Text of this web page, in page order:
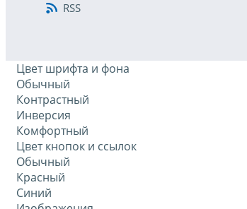
RSS
Цвет шрифта и фона
Обычный
Контрастный
Инверсия
Комфортный
Цвет кнопок и ссылок
Обычный
Красный
Синий